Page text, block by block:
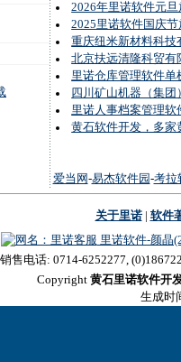
2026年里诺软件元
2025里诺软件国庆
重庆纽米新材料科技
北京扶远清隆科贸有
里诺仓库管理软件
四川矿山机器（集
里诺人事档案管理
黄石软件开发，多家
爱当网 -易杰软件园 -考拉
关于里诺| 软件
里诺软件-颜晶
销售电话: 0714-6252277,
Copyright 黄石里诺软件开
生成时